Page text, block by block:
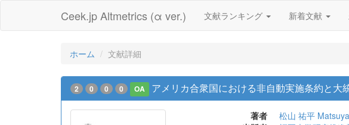
Ceek.jp Altmetrics (α ver.) 文献ランキング 新着文献
ホーム 文献詳細
2 0 0 0 OA アメリカ合衆国における非自動実施条約と
著者 松山 祐平